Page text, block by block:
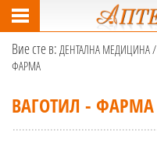
Вие сте в: ДЕНТАЛНА МЕДИЦИНА/
ФАРМА
ВАГОТИЛ - ФАРМА